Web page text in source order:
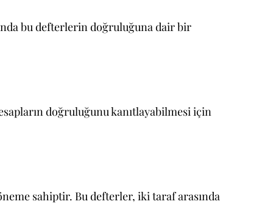
bu defterlerin doğruluğuna dair bir
doğruluğunu kanıtlayabilmesi için
sahiptir. Bu defterler, iki taraf arasında